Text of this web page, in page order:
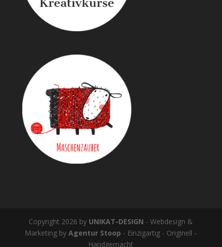
Copyright 2026 by UNIKAT-DESIGN - Webdesign &
Marketing byAgentur Stoop - Einzigartig - Originell -
Handgemacht